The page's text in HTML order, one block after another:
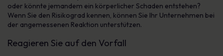
oder könnte jemandem ein körperlicher Schaden entstehen?
Wenn Sie den Risikograd kennen, können Sie Ihr Unternehmen bei
der angemessenen Reaktion unterstützen.
Reagieren Sie auf den Vorfall